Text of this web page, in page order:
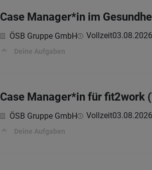
Case Manager*in im
ÖSB Gruppe GmbH Vollzeit03.08.2026
Deine Aufgaben
Case Manager*in für fit2work
ÖSB Gruppe GmbH Vollzeit03.08.2026
Deine Aufgaben